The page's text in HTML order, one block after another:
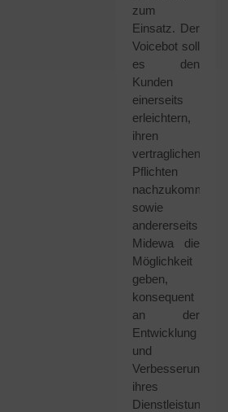
zum
Einsatz. Der
Voicebot soll
es den
Kunden
einerseits
erleichtern,
ihren
vertraglichen
Pflichten
nachzukommen
sowie
andererseits
Midewa die
Möglichkeit
geben,
konsequent
an der
Entwicklung
und
Verbesserung
ihres